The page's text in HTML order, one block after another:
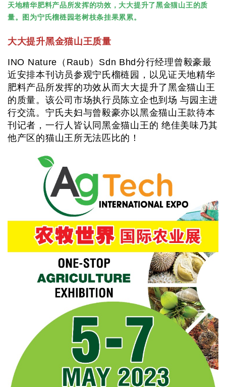
天地精华肥料产品所发挥的功效，大大提升了黑金猫山王的质
量。图为宁氏榴梿园老树枝条挂果累累。
大大提升黑金猫山王质量
INO Nature（Raub）Sdn Bhd分行经理曾毅豪最
近安排本刊访员参观宁氏榴梿园，以见证天地精华
肥料产品所发挥的功效从而大大提升了黑金猫山王
的质量。该公司市场执行员陈立企也到场 与园主进
行交流。宁氏夫妇与曾毅豪亦以黑金猫山王款待本
刊记者，一行人皆认同黑金猫山王的 绝佳美味乃其
他产区的猫山王所无法匹比的！